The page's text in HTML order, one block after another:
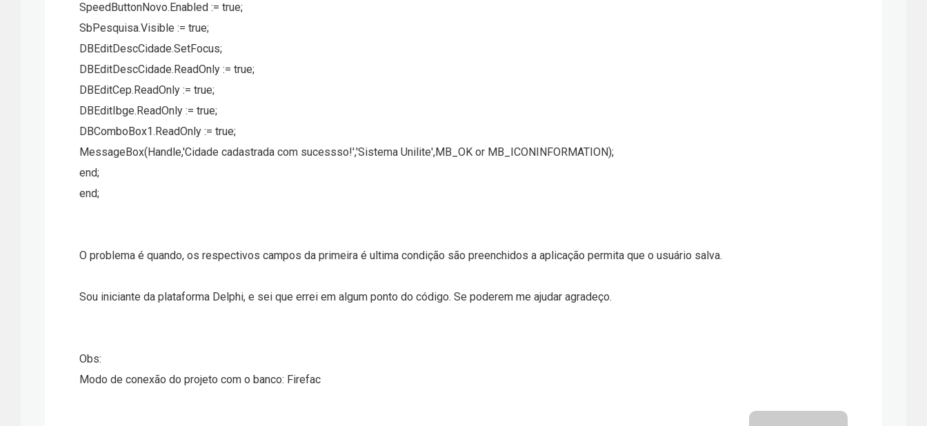
SpeedButtonNovo.Enabled := true;
SbPesquisa.Visible := true;
DBEditDescCidade.SetFocus;
DBEditDescCidade.ReadOnly := true;
DBEditCep.ReadOnly := true;
DBEditIbge.ReadOnly := true;
DBComboBox1.ReadOnly := true;
MessageBox(Handle,'Cidade cadastrada com sucessso!','Sistema Unilite',MB_OK or MB_ICONINFORMATION);
end;
end;
O problema é quando, os respectivos campos da primeira é ultima condição são preenchidos a aplicação permita que o usuário salva.
Sou iniciante da plataforma Delphi, e sei que errei em algum ponto do código. Se poderem me ajudar agradeço.
Obs:
Modo de conexão do projeto com o banco: Firefac